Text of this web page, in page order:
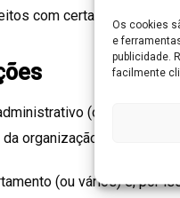
Os cookies
e
publicidade.
facilmente
com certa regularidade.
(ou gerente
organização em que
(ou vários) e, por